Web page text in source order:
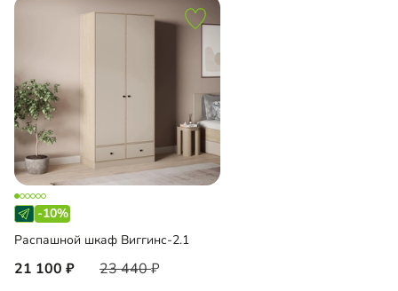
-10%
Распашной шкаф Виггинс-2.1
21 100 23 440